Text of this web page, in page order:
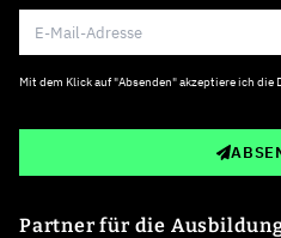
Mit dem Klick auf "Absenden" akzeptiere ich die
Partner für die